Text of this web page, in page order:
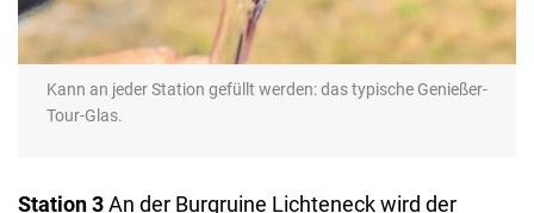
Kann an jeder Station gefüllt werden: das typische Genießer-
Tour-Glas.
Station 3An der Burgruine Lichteneck wird der